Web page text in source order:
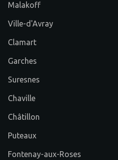
Malakoff
Ville-d'Avray
Clamart
Garches
Suresnes
Chaville
Châtillon
Puteaux
Fontenay-aux-Roses